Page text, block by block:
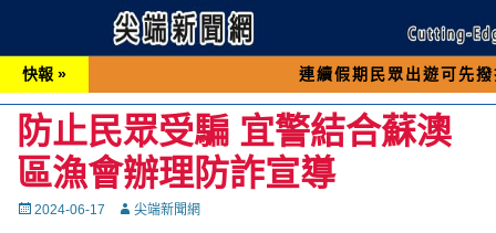
快報 » 連續假期民眾出遊可先撥打交通 「
防止民眾受騙 宜警結合蘇澳
區漁會辦理防詐宣導
Posted
2024-06-17 Autor尖端新聞網